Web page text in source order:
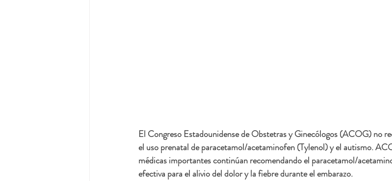
El Congreso Estadounidense de Obstetras y Ginecólogos (ACOG) no
el uso prenatal de paracetamol/acetaminofen (Tylenol) y el autismo.
médicas importantes continúan recomendando el paracetamol/
efectiva para el alivio del dolor y la fiebre durante el embarazo.